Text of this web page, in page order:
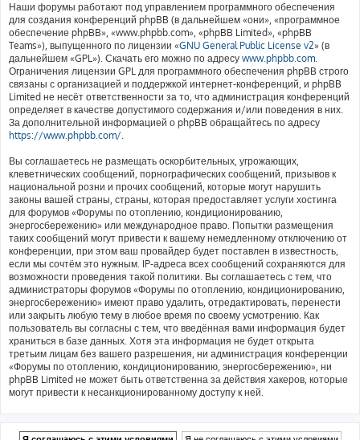
Наши форумы работают под управлением программного обеспечения
для создания конференций phpBB (в дальнейшем «они», «программное
обеспечение phpBB», «www.phpbb.com», «phpBB Limited», «phpBB
Teams»), выпущенного по лицензии «GNU General Public License v2» (в
дальнейшем «GPL»). Скачать его можно по адресу www.phpbb.com.
Ограничения лицензии GPL для программного обеспечения phpBB строго
связаны с организацией и поддержкой интернет-конференций, и phpBB
Limited не несёт ответственности за то, что администрация конференций
определяет в качестве допустимого содержания и/или поведения в них.
За дополнительной информацией о phpBB обращайтесь по адресу
https://www.phpbb.com/.
Вы соглашаетесь не размещать оскорбительных, угрожающих,
клеветнических сообщений, порнографических сообщений, призывов к
национальной розни и прочих сообщений, которые могут нарушить
законы вашей страны, страны, которая предоставляет услуги хостинга
для форумов «Форумы по отоплению, кондиционированию,
энергосбережению» или международное право. Попытки размещения
таких сообщений могут привести к вашему немедленному отключению от
конференции, при этом ваш провайдер будет поставлен в известность,
если мы сочтём это нужным. IP-адреса всех сообщений сохраняются для
возможности проведения такой политики. Вы соглашаетесь с тем, что
администраторы форумов «Форумы по отоплению, кондиционированию,
энергосбережению» имеют право удалить, отредактировать, перенести
или закрыть любую тему в любое время по своему усмотрению. Как
пользователь вы согласны с тем, что введённая вами информация будет
храниться в базе данных. Хотя эта информация не будет открыта
третьим лицам без вашего разрешения, ни администрация конференции
«Форумы по отоплению, кондиционированию, энергосбережению», ни
phpBB Limited не может быть ответственна за действия хакеров, которые
могут привести к несанкционированному доступу к ней.